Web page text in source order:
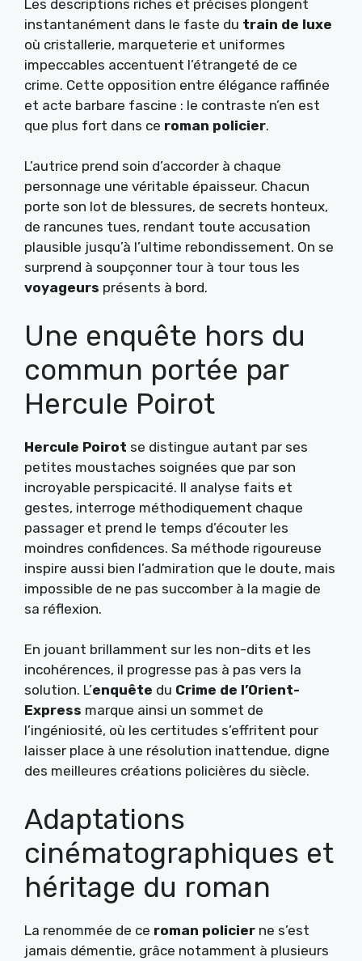
Les descriptions riches et précises plongent
instantanément dans le faste du train de luxe
où cristallerie, marqueterie et uniformes
impeccables accentuent l’étrangeté de ce
crime. Cette opposition entre élégance raffinée
et acte barbare fascine : le contraste n’en est
que plus fort dans ce roman policier.
L’autrice prend soin d’accorder à chaque
personnage une véritable épaisseur. Chacun
porte son lot de blessures, de secrets honteux,
de rancunes tues, rendant toute accusation
plausible jusqu’à l’ultime rebondissement. On se
surprend à soupçonner tour à tour tous les
voyageurs présents à bord.
Une enquête hors du
commun portée par
Hercule Poirot
Hercule Poirot se distingue autant par ses
petites moustaches soignées que par son
incroyable perspicacité. Il analyse faits et
gestes, interroge méthodiquement chaque
passager et prend le temps d’écouter les
moindres confidences. Sa méthode rigoureuse
inspire aussi bien l’admiration que le doute, mais
impossible de ne pas succomber à la magie de
sa réflexion.
En jouant brillamment sur les non-dits et les
incohérences, il progresse pas à pas vers la
solution. L’enquête du Crime de l’Orient-
Express marque ainsi un sommet de
l’ingéniosité, où les certitudes s’effritent pour
laisser place à une résolution inattendue, digne
des meilleures créations policières du siècle.
Adaptations
cinématographiques et
héritage du roman
La renommée de ce roman policier ne s’est
jamais démentie, grâce notamment à plusieurs